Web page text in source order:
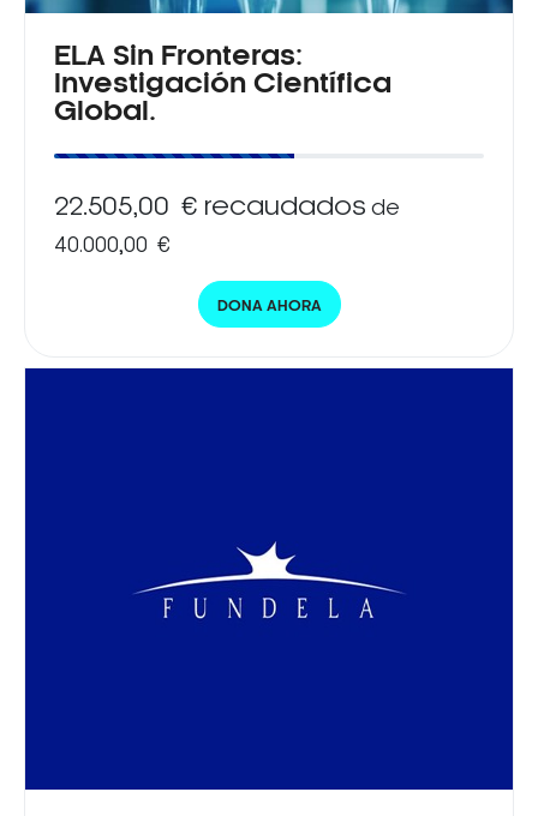
ELA Sin Fronteras:
Investigación Científica
Global.
22.505,00 € recaudados de
40.000,00 €
DONA AHORA